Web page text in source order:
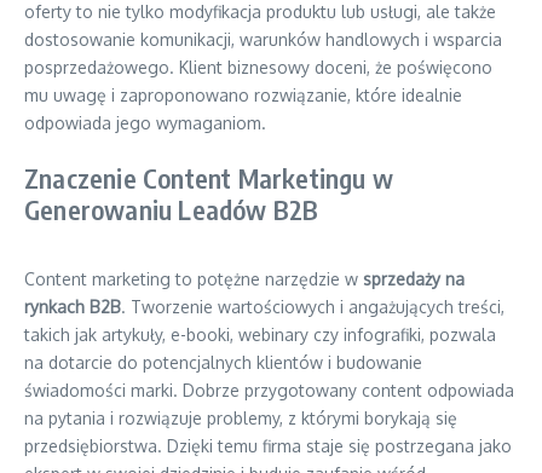
oferty to nie tylko modyfikacja produktu lub usługi, ale także
dostosowanie komunikacji, warunków handlowych i wsparcia
posprzedażowego. Klient biznesowy doceni, że poświęcono
mu uwagę i zaproponowano rozwiązanie, które idealnie
odpowiada jego wymaganiom.
Znaczenie Content Marketingu w
Generowaniu Leadów B2B
Content marketing to potężne narzędzie w sprzedaży na
rynkach B2B. Tworzenie wartościowych i angażujących treści,
takich jak artykuły, e-booki, webinary czy infografiki, pozwala
na dotarcie do potencjalnych klientów i budowanie
świadomości marki. Dobrze przygotowany content odpowiada
na pytania i rozwiązuje problemy, z którymi borykają się
przedsiębiorstwa. Dzięki temu firma staje się postrzegana jako